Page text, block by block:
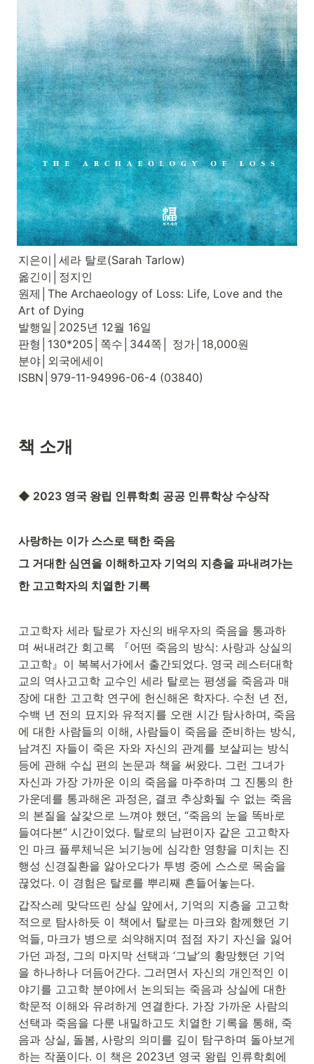
지은이│세라 탈로(Sarah Tarlow)
옮긴이│정지인
원제│The Archaeology of Loss: Life, Love and the
Art of Dying
발행일│2025년 12월 16일
판형│130*205│쪽수│344쪽│ 정가│18,000원
분야│외국에세이
ISBN│979-11-94996-06-4 (03840)
책 소개
◆ 2023 영국 왕립 인류학회 공공 인류학상 수상작
사랑하는 이가 스스로 택한 죽음
그 거대한 심연을 이해하고자 기억의 지층을 파내려가는
한 고고학자의 치열한 기록
고고학자 세라 탈로가 자신의 배우자의 죽음을 통과하
며 써내려간 회고록 『어떤 죽음의 방식: 사랑과 상실의
고고학』이 복복서가에서 출간되었다. 영국 레스터대학
교의 역사고고학 교수인 세라 탈로는 평생을 죽음과 매
장에 대한 고고학 연구에 헌신해온 학자다. 수천 년 전,
수백 년 전의 묘지와 유적지를 오랜 시간 탐사하며, 죽음
에 대한 사람들의 이해, 사람들이 죽음을 준비하는 방식,
남겨진 자들이 죽은 자와 자신의 관계를 보살피는 방식
등에 관해 수십 편의 논문과 책을 써왔다. 그런 그녀가
자신과 가장 가까운 이의 죽음을 마주하며 그 진통의 한
가운데를 통과해온 과정은, 결코 추상화될 수 없는 죽음
의 본질을 살갗으로 느껴야 했던, “죽음의 눈을 똑바로
들여다본” 시간이었다. 탈로의 남편이자 같은 고고학자
인 마크 플루체닉은 뇌기능에 심각한 영향을 미치는 진
행성 신경질환을 앓아오다가 투병 중에 스스로 목숨을
끊었다. 이 경험은 탈로를 뿌리째 흔들어놓는다.
갑작스레 맞닥뜨린 상실 앞에서, 기억의 지층을 고고학
적으로 탐사하듯 이 책에서 탈로는 마크와 함께했던 기
억들, 마크가 병으로 쇠약해지며 점점 자기 자신을 잃어
가던 과정, 그의 마지막 선택과 ‘그날’의 황망했던 기억
을 하나하나 더듬어간다. 그러면서 자신의 개인적인 이
야기를 고고학 분야에서 논의되는 죽음과 상실에 대한
학문적 이해와 유려하게 연결한다. 가장 가까운 사람의
선택과 죽음을 다룬 내밀하고도 치열한 기록을 통해, 죽
음과 상실, 돌봄, 사랑의 의미를 깊이 탐구하며 돌아보게
하는 작품이다. 이 책은 2023년 영국 왕립 인류학회에